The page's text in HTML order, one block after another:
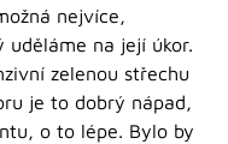
nejvíce,
uděláme na její úkor.
zelenou střechu
je to dobrý nápad,
o to lépe. Bylo by